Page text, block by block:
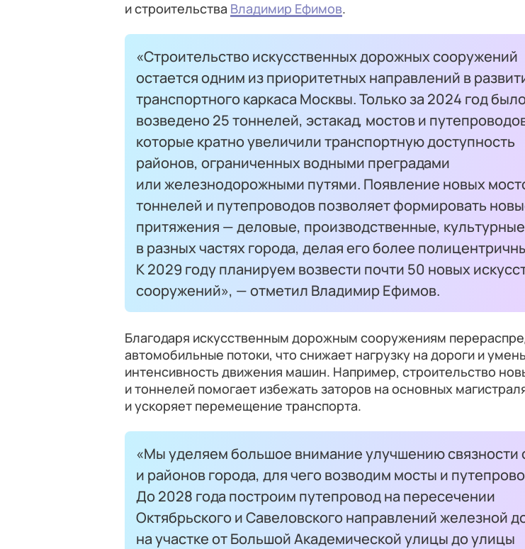
и строительства Владимир Ефимов.
«Строительство искусственных дорожных сооружений
остается одним из приоритетных направлений в
транспортного каркаса Москвы. Только за 2024 год
возведено 25 тоннелей, эстакад, мостов и
которые кратно увеличили транспортную доступность
районов, ограниченных водными преградами
или железнодорожными путями. Появление новых
тоннелей и путепроводов позволяет формировать
притяжения — деловые, производственные,
в разных частях города, делая его более
К 2029 году планируем возвести почти 50 новых
сооружений», — отметил Владимир Ефимов.
Благодаря искусственным дорожным сооружениям
автомобильные потоки, что снижает нагрузку на дороги и
интенсивность движения машин. Например, строительство
и тоннелей помогает избежать заторов на основных
и ускоряет перемещение транспорта.
«Мы уделяем большое внимание улучшению связности
и районов города, для чего возводим мосты и
До 2028 года построим путепровод на пересечении
Октябрьского и Савеловского направлений железной
на участке от Большой Академической улицы до улицы